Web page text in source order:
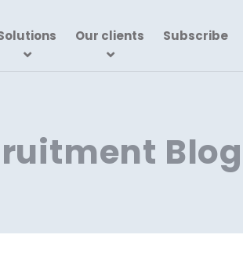
Our clients Subscribe